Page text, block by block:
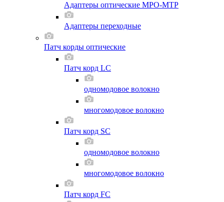
Адаптеры оптические MPO-MTP
Адаптеры переходные
Патч корды оптические
Патч корд LC
одномодовое волокно
многомодовое волокно
Патч корд SC
одномодовое волокно
многомодовое волокно
Патч корд FC